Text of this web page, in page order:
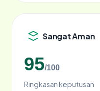
Sangat Aman
95/100
Ringkasan keputusan